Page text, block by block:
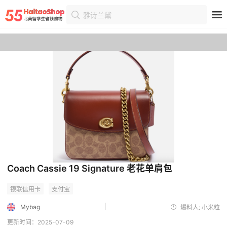
雅诗兰黛
首页 优惠 优惠详情
Coach Cassie 19 Signature 老花单肩包
Mybag
爆料人: 小米粒
更新时间：2025-07-09